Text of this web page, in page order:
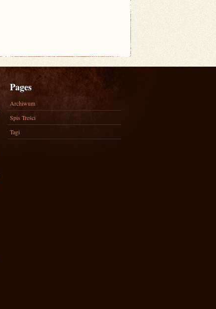
Pages
Archiwum
Spis Treści
Tagi